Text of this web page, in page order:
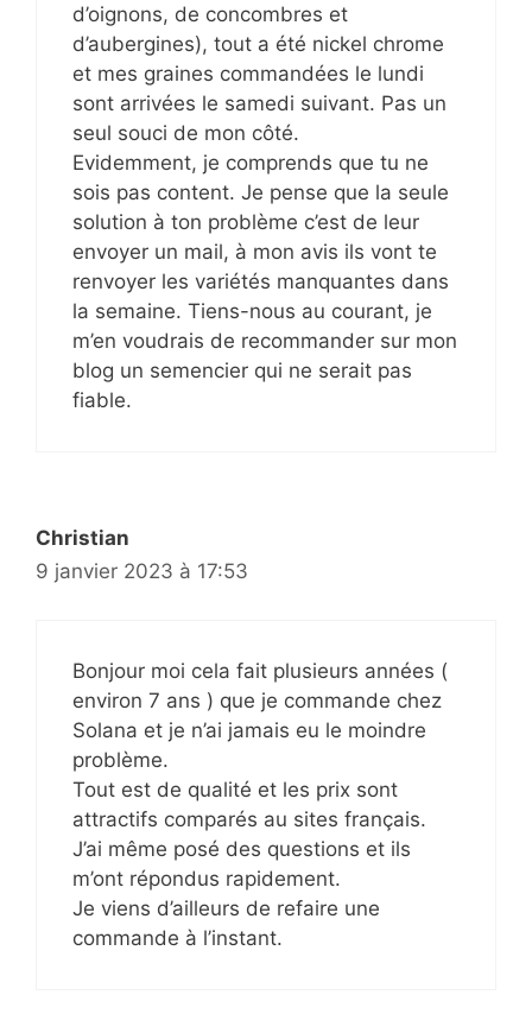
d’oignons, de concombres et
d’aubergines), tout a été nickel chrome
et mes graines commandées le lundi
sont arrivées le samedi suivant. Pas un
seul souci de mon côté.
Evidemment, je comprends que tu ne
sois pas content. Je pense que la seule
solution à ton problème c’est de leur
envoyer un mail, à mon avis ils vont te
renvoyer les variétés manquantes dans
la semaine. Tiens-nous au courant, je
m’en voudrais de recommander sur mon
blog un semencier qui ne serait pas
fiable.
Christian
9 janvier 2023 à 17:53
Bonjour moi cela fait plusieurs années (
environ 7 ans ) que je commande chez
Solana et je n’ai jamais eu le moindre
problème.
Tout est de qualité et les prix sont
attractifs comparés au sites français.
J’ai même posé des questions et ils
m’ont répondus rapidement.
Je viens d’ailleurs de refaire une
commande à l’instant.